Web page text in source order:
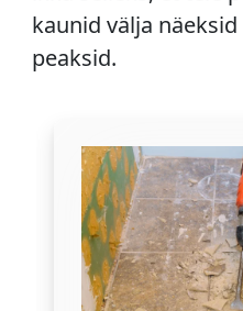
kaunid välja
peaksid.